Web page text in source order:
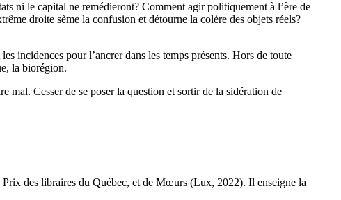
ni le capital ne remédieront? Comment agir politiquement à l’ère de
droite sème la confusion et détourne la colère des objets réels?
incidences pour l’ancrer dans les temps présents. Hors de toute
la biorégion.
Cesser de se poser la question et sortir de la sidération de
des libraires du Québec, et de Mœurs (Lux, 2022). Il enseigne la